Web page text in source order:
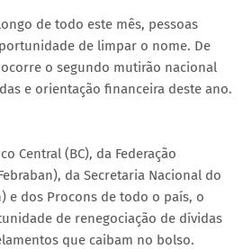
de todo este mês, pessoas
de limpar o nome. De
o segundo mutirão nacional
e orientação financeira deste ano.
Central (BC), da Federação
da Secretaria Nacional do
e dos Procons de todo o país, o
de renegociação de dívidas
que caibam no bolso.